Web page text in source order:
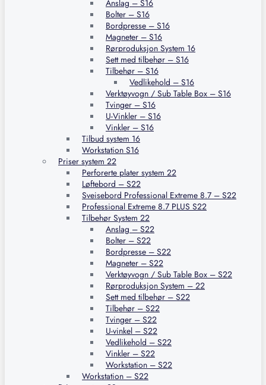
Anslag – S16
Bolter – S16
Bordpresse – S16
Magneter – S16
Rørproduksjon System 16
Sett med tilbehør – S16
Tilbehør – S16
Vedlikehold – S16
Verktøyvogn / Sub Table Box – S16
Tvinger – S16
U-Vinkler – S16
Vinkler – S16
Tilbud system 16
Workstation S16
Priser system 22
Perforerte plater system 22
Løftebord – S22
Sveisebord Professional Extreme 8.7 – S22
Professional Extreme 8.7 PLUS S22
Tilbehør System 22
Anslag – S22
Bolter – S22
Bordpresse – S22
Magneter – S22
Verktøyvogn / Sub Table Box – S22
Rørproduksjon System – 22
Sett med tilbehør – S22
Tilbehør – S22
Tvinger – S22
U-vinkel – S22
Vedlikehold – S22
Vinkler – S22
Workstation – S22
Workstation – S22